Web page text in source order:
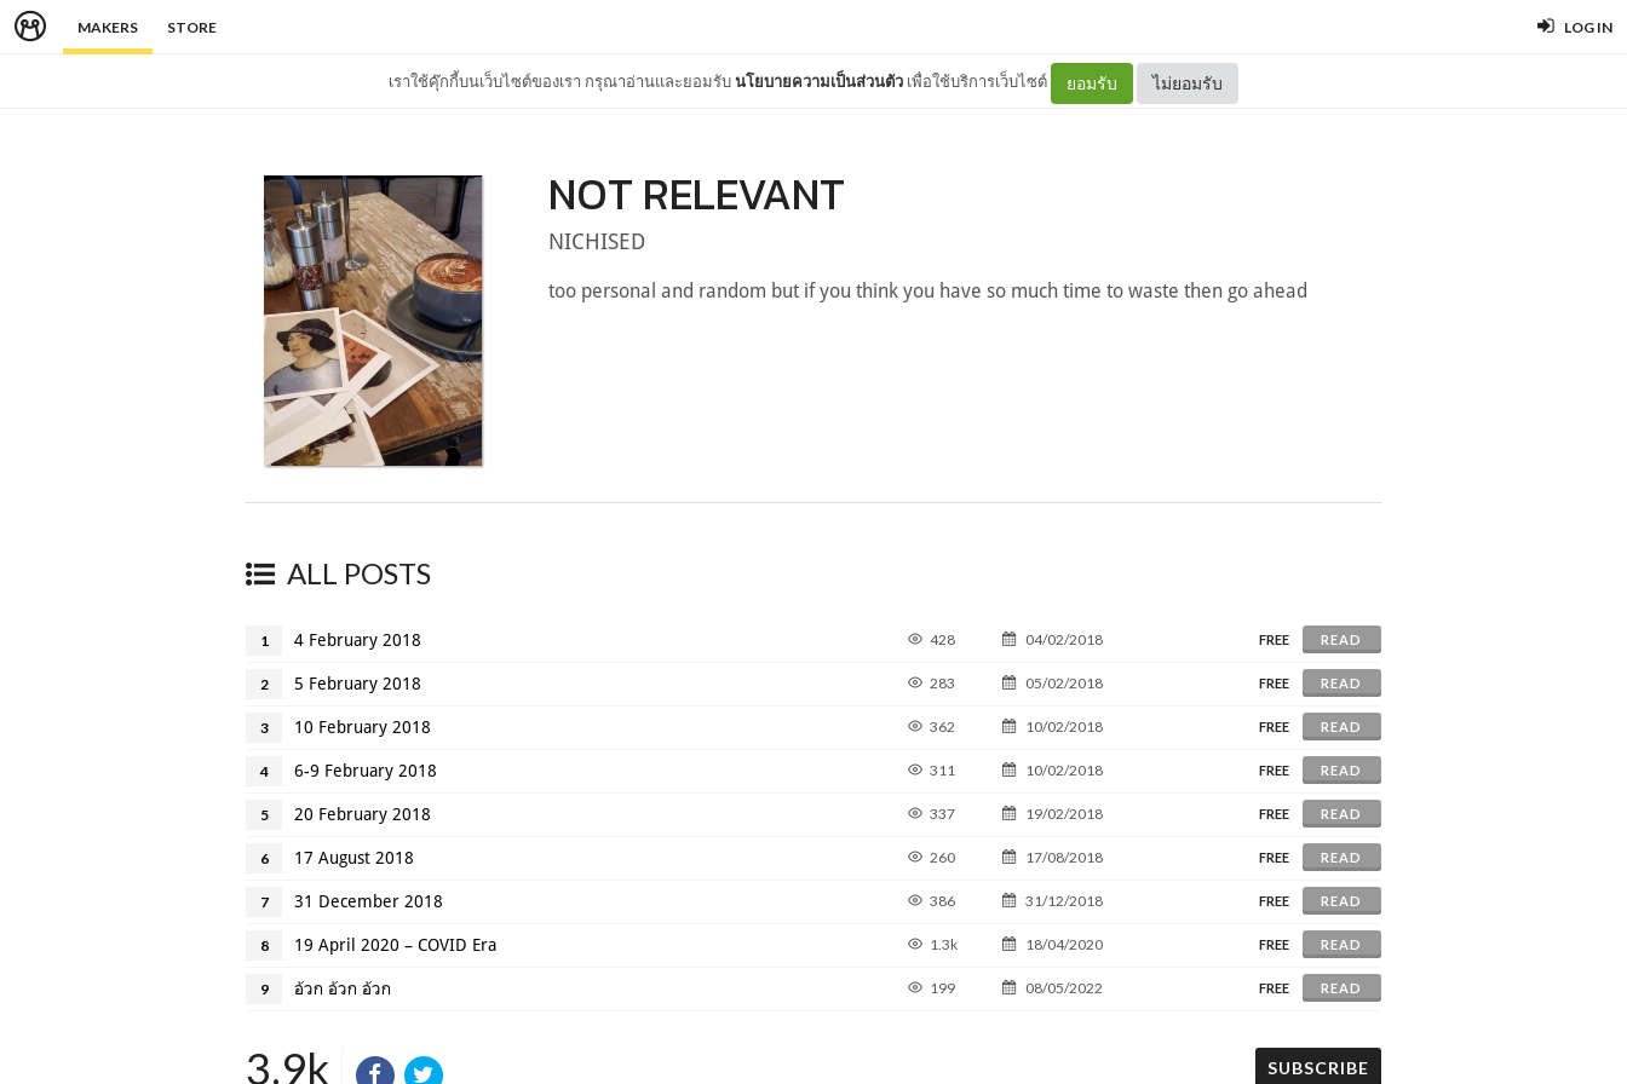
MAKERS STORE LOG IN
เราใช้คุ๊กกี้บนเว็บไซต์ของเรา กรุณาอ่านและยอมรับนโยบายความเป็นส่วนตัว เพื่อใช้บริการเว็บไซต์ ยอมรับ ไม่ยอมรับ
NOT RELEVANT
NICHISED
too personal and random but if you think you have so much time to waste then go ahead
ALL POSTS
1 4 February 2018 428 04/02/2018 FREE READ
2 5 February 2018 283 05/02/2018 FREE READ
3 10 February 2018 362 10/02/2018 FREE READ
4 6-9 February 2018 311 10/02/2018 FREE READ
5 20 February 2018 337 19/02/2018 FREE READ
6 17 August 2018 260 17/08/2018 FREE READ
7 31 December 2018 386 31/12/2018 FREE READ
8 19 April 2020 – COVID Era 1.3k 18/04/2020 FREE READ
9 อ้วก อ้วก อ้วก 199 08/05/2022 FREE READ
3.9k SUBSCRIBE